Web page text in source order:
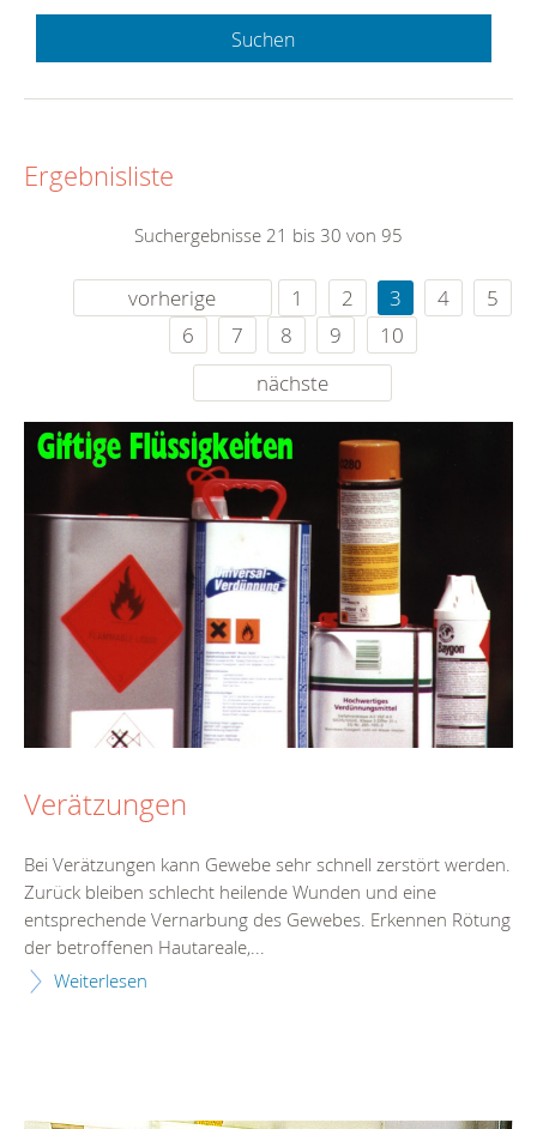
Suchen
Ergebnisliste
Suchergebnisse 21 bis 30 von 95
vorherige 1 2 3 4
5
6
7 8 9
10
nächste
Verätzungen
Bei Verätzungen kann Gewebe sehr schnell zerstört werden.
Zurück bleiben schlecht heilende Wunden und eine
entsprechende Vernarbung des Gewebes. Erkennen Rötung
der betroffenen Hautareale,...
Weiterlesen